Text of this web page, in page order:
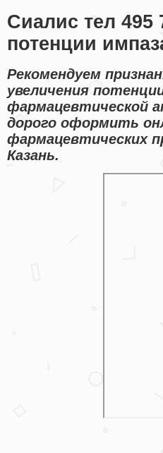
Сиалис тел 495
потенции
Рекомендуем
увеличения
фармацевтической
дорого оформить
фармацевтических
Казань.